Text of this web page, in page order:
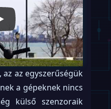
az egyszerűségük
a gépeknek nincs
külső szenzoraik